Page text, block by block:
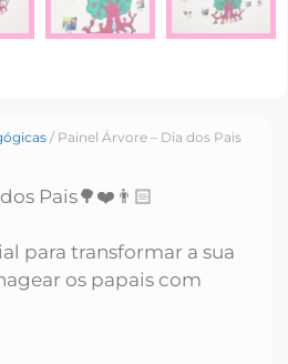
/ Painel Árvore – Dia dos Pais
Pais🌳❤️👨🏻
para transformar a sua
os papais com